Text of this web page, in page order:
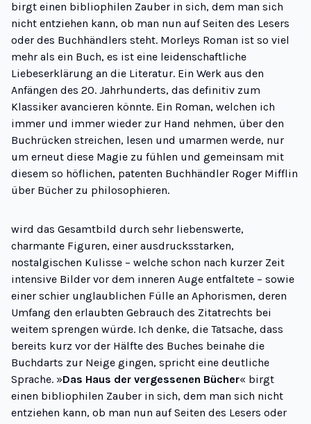
birgt einen bibliophilen Zauber in sich, dem man sich
nicht entziehen kann, ob man nun auf Seiten des Lesers
oder des Buchhändlers steht. Morleys Roman ist so viel
mehr als ein Buch, es ist eine leidenschaftliche
Liebeserklärung an die Literatur. Ein Werk aus den
Anfängen des 20. Jahrhunderts, das definitiv zum
Klassiker avancieren könnte. Ein Roman, welchen ich
immer und immer wieder zur Hand nehmen, über den
Buchrücken streichen, lesen und umarmen werde, nur
um erneut diese Magie zu fühlen und gemeinsam mit
diesem so höflichen, patenten Buchhändler Roger Mifflin
über Bücher zu philosophieren.
wird das Gesamtbild durch sehr liebenswerte,
charmante Figuren, einer ausdrucksstarken,
nostalgischen Kulisse – welche schon nach kurzer Zeit
intensive Bilder vor dem inneren Auge entfaltete – sowie
einer schier unglaublichen Fülle an Aphorismen, deren
Umfang den erlaubten Gebrauch des Zitatrechts bei
weitem sprengen würde. Ich denke, die Tatsache, dass
bereits kurz vor der Hälfte des Buches beinahe die
Buchdarts zur Neige gingen, spricht eine deutliche
Sprache. »Das Haus der vergessenen Bücher« birgt
einen bibliophilen Zauber in sich, dem man sich nicht
entziehen kann, ob man nun auf Seiten des Lesers oder